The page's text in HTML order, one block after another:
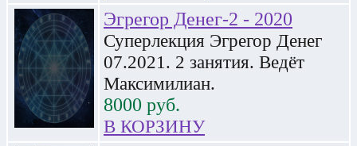
Эгрегор Денег-2 - 2020
Суперлекция Эгрегор Денег
07.2021. 2 занятия. Ведёт
Максимилиан.
8000 руб.
В КОРЗИНУ